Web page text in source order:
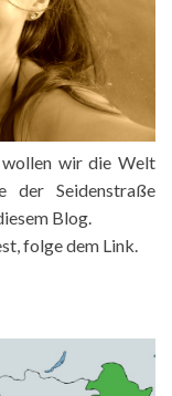
wollen wir die Welt
der Seidenstraße
Blog.
folge dem Link.